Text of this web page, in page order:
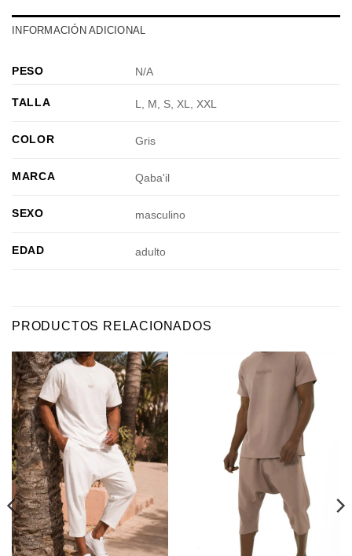
INFORMACIÓN ADICIONAL
PESO N/A
TALLA L, M, S, XL, XXL
COLOR Gris
MARCA Qaba'il
SEXO masculino
EDAD adulto
PRODUCTOS RELACIONADOS